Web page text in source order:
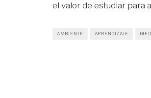
el valor de estudiar para
AMBIENTE APRENDIZAJE